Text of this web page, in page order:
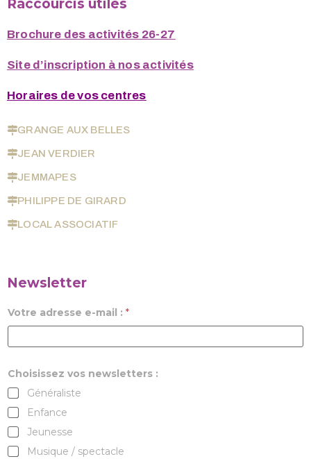
Raccourcis utiles
Brochure des activités 26-27
Site d’inscription à nos activités
Horaires de vos centres
GRANGE AUX BELLES
JEAN VERDIER
JEMMAPES
PHILIPPE DE GIRARD
LOCAL ASSOCIATIF
Newsletter
Votre adresse e-mail : *
Choisissez vos newsletters :
Généraliste
Enfance
Jeunesse
Musique / spectacle